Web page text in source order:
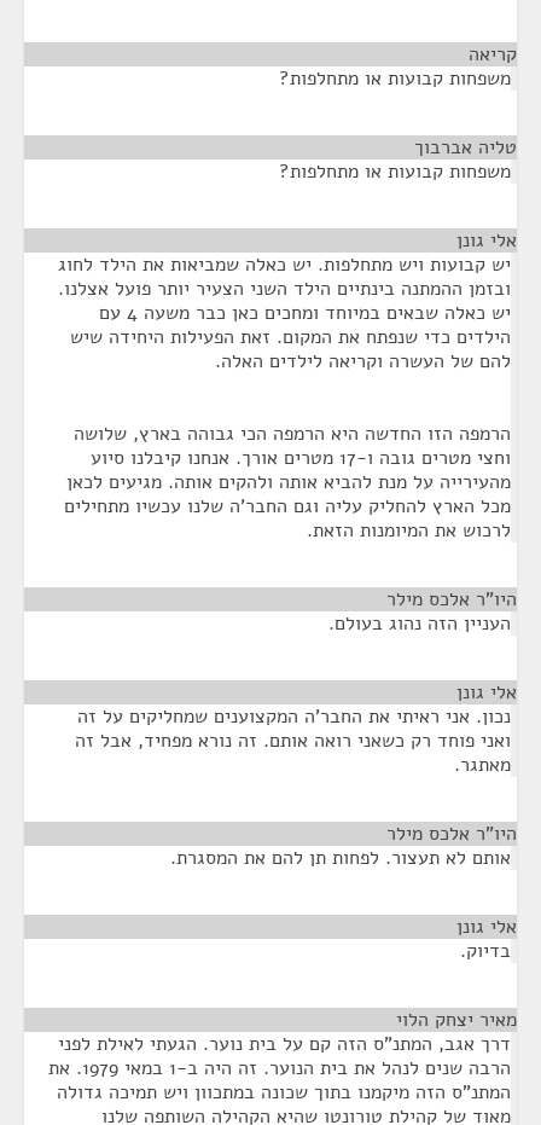
קריאה
משפחות קבועות או מתחלפות?
טליה אברבוך
משפחות קבועות או מתחלפות?
אלי גונן
יש קבועות ויש מתחלפות. יש כאלה שמביאות את הילד לחוג
ובזמן ההמתנה בינתיים הילד השני הצעיר יותר פועל אצלנו.
יש כאלה שבאים במיוחד ומחכים כאן כבר משעה 4 עם
הילדים כדי שנפתח את המקום. זאת הפעילות היחידה שיש
להם של העשרה וקריאה לילדים האלה.
הרמפה הזו החדשה היא הרמפה הכי גבוהה בארץ, שלושה
וחצי מטרים גובה ו-17 מטרים אורך. אנחנו קיבלנו סיוע
מהעירייה על מנת להביא אותה ולהקים אותה. מגיעים לכאן
מכל הארץ להחליק עליה וגם החבר'ה שלנו עכשיו מתחילים
לרכוש את המיומנות הזאת.
היו"ר אלכס מילר
העניין הזה נהוג בעולם.
אלי גונן
נכון. אני ראיתי את החבר'ה המקצוענים שמחליקים על זה
ואני פוחד רק כשאני רואה אותם. זה נורא מפחיד, אבל זה
מאתגר.
היו"ר אלכס מילר
אותם לא תעצור. לפחות תן להם את המסגרת.
אלי גונן
בדיוק.
מאיר יצחק הלוי
דרך אגב, המתנ"ס הזה קם על בית נוער. הגעתי לאילת לפני
הרבה שנים לנהל את בית הנוער. זה היה ב-1 במאי 1979. את
המתנ"ס הזה מיקמנו בתוך שכונה במתכוון ויש תמיכה גדולה
מאוד של קהילת טורונטו שהיא הקהילה השותפה שלנו